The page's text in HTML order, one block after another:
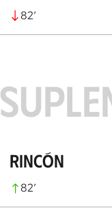
82’
Rincón
82’